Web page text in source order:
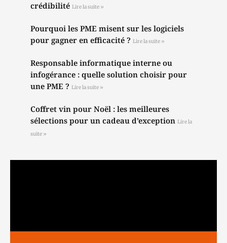
crédibilité Lire la suite »
Pourquoi les PME misent sur les logiciels
pour gagner en efficacité ? Lire la suite »
Responsable informatique interne ou
infogérance : quelle solution choisir pour
une PME ? Lire la suite »
Coffret vin pour Noël : les meilleures
sélections pour un cadeau d’exception Lire la
suite »